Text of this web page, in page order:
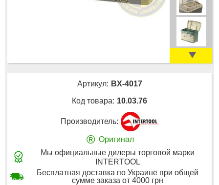
Артикул: BX-4017
Код товара: 10.03.76
Производитель:
® Оригинал
Мы официальные дилеры торговой марки
INTERTOOL
Бесплатная доставка по Украине при общей
сумме заказа от 4000 грн